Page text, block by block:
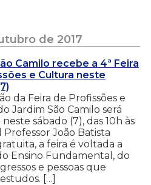
de 2017
Camilo recebe a 4ª Feira
e Cultura neste
da Feira de Profissões e
Jardim São Camilo será
sábado (7), das 10h às
Professor João Batista
a feira é voltada a
Ensino Fundamental, do
e pessoas que
[…]